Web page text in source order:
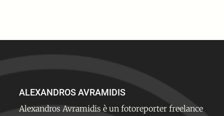
ALEXANDROS AVRAMIDIS
Alexandros Avramidis è un fotoreporter freelance